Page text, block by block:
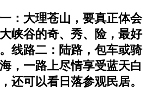
：大理苍山，要真正体会
峡谷的奇、秀、险，最好
线路二：陆路，包车或骑
，一路上尽情享受蓝天白
还可以看日落参观民居。